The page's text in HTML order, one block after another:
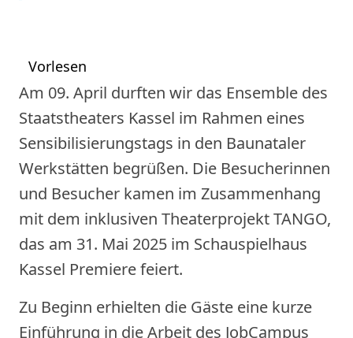
Vorlesen
Am 09. April durften wir das Ensemble des
Staatstheaters Kassel im Rahmen eines
Sensibilisierungstags in den Baunataler
Werkstätten begrüßen. Die Besucherinnen
und Besucher kamen im Zusammenhang
mit dem inklusiven Theaterprojekt TANGO,
das am 31. Mai 2025 im Schauspielhaus
Kassel Premiere feiert.
Zu Beginn erhielten die Gäste eine kurze
Einführung in die Arbeit des JobCampus